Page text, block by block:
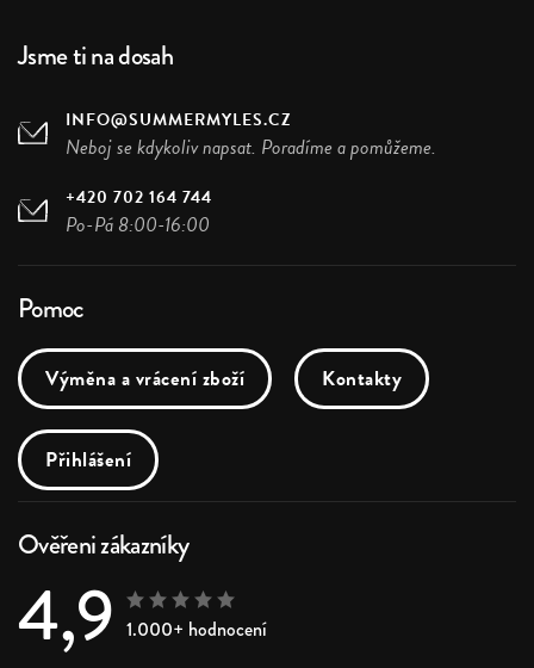
Jsme ti na dosah
INFO@SUMMERMYLES.CZ
Neboj se kdykoliv napsat. Poradíme a pomůžeme.
+420 702 164 744
Po-Pá 8:00-16:00
Pomoc
Výměna a vrácení zboží Kontakty
Přihlášení
Ověřeni zákazníky
4,9 1.000+ hodnocení